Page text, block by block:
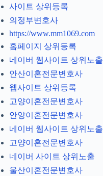
사이트 상위등록
의정부변호사
https://www.mm1069.com
홈페이지 상위등록
네이버 웹사이트 상위노출
안산이혼전문변호사
웹사이트 상위등록
고양이혼전문변호사
안양이혼전문변호사
네이버 웹사이트 상위노출
고양이혼전문변호사
네이버 사이트 상위노출
울산이혼전문변호사